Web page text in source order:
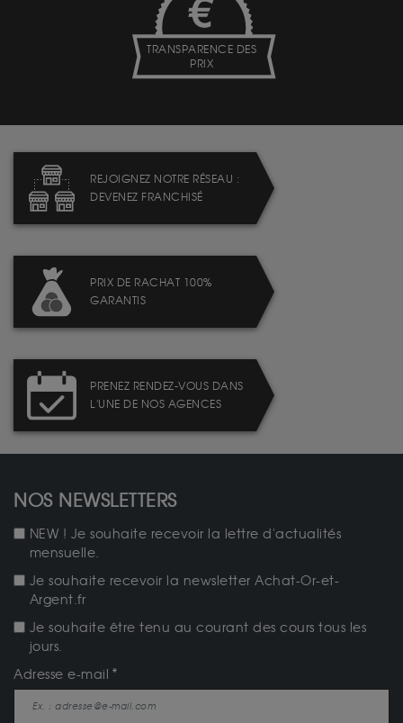
TRANSPARENCE DES
PRIX
REJOIGNEZ NOTRE RÉSEAU :
DEVENEZ FRANCHISÉ
PRIX DE RACHAT 100%
GARANTIS
PRENEZ RENDEZ-VOUS DANS
L'UNE DE NOS AGENCES
NOS NEWSLETTERS
NEW ! Je souhaite recevoir la lettre d'actualités
mensuelle.
Je souhaite recevoir la newsletter Achat-Or-et-
Argent.fr
Je souhaite être tenu au courant des cours tous les
jours.
Adresse e-mail